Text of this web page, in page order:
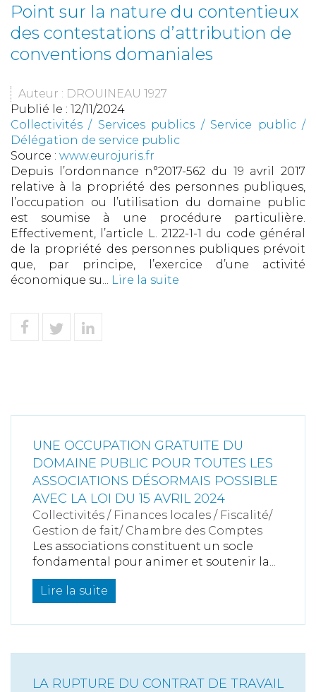
Point sur la nature du contentieux
des contestations d’attribution de
conventions domaniales
Auteur : DROUINEAU 1927
Publié le : 12/11/2024
Collectivités / Services publics / Service public /
Délégation de service public
Source : www.eurojuris.fr
Depuis l’ordonnance n°2017-562 du 19 avril 2017
relative à la propriété des personnes publiques,
l’occupation ou l’utilisation du domaine public
est soumise à une procédure particulière.
Effectivement, l’article L. 2122-1-1 du code général
de la propriété des personnes publiques prévoit
que, par principe, l’exercice d’une activité
économique su...
Lire la suite
UNE OCCUPATION GRATUITE DU
DOMAINE PUBLIC POUR TOUTES LES
ASSOCIATIONS DÉSORMAIS POSSIBLE
AVEC LA LOI DU 15 AVRIL 2024
Collectivités / Finances locales / Fiscalité/
Gestion de fait/ Chambre des Comptes
Les associations constituent un socle
fondamental pour animer et soutenir la...
Lire la suite
LA RUPTURE DU CONTRAT DE TRAVAIL